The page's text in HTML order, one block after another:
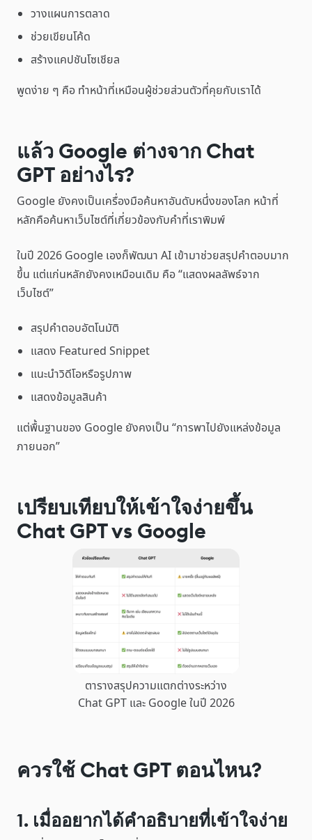
วางแผนการตลาด
ช่วยเขียนโค้ด
สร้างแคปชันโซเชียล
พูดง่าย ๆ คือ ทำหน้าที่เหมือนผู้ช่วยส่วนตัวที่คุยกับเราได้
แล้ว Google ต่างจาก Chat
GPT อย่างไร?
Google ยังคงเป็นเครื่องมือค้นหาอันดับหนึ่งของโลก หน้าที่
หลักคือค้นหาเว็บไซต์ที่เกี่ยวข้องกับคำที่เราพิมพ์
ในปี 2026 Google เองก็พัฒนา AI เข้ามาช่วยสรุปคำตอบมาก
ขึ้น แต่แก่นหลักยังคงเหมือนเดิม คือ “แสดงผลลัพธ์จาก
เว็บไซต์”
สรุปคำตอบอัตโนมัติ
แสดง Featured Snippet
แนะนำวิดีโอหรือรูปภาพ
แสดงข้อมูลสินค้า
แต่พื้นฐานของ Google ยังคงเป็น “การพาไปยังแหล่งข้อมูล
ภายนอก”
เปรียบเทียบให้เข้าใจง่ายขึ้น
Chat GPT vs Google
ตารางสรุปความแตกต่างระหว่าง
Chat GPT และ Google ในปี 2026
ควรใช้ Chat GPT ตอนไหน?
1. เมื่ออยากได้คำอธิบายที่เข้าใจง่าย